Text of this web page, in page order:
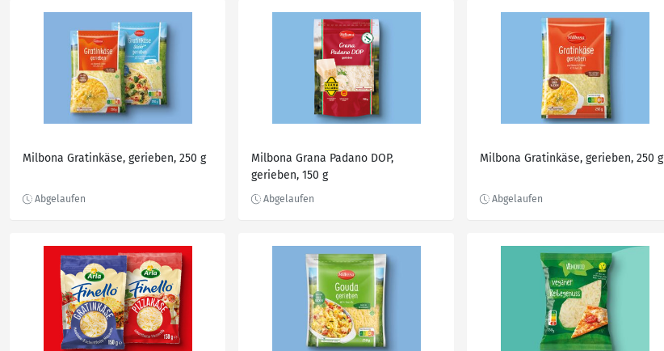
Milbona Gratinkäse, gerieben, 250 g
Milbona Grana Padano DOP,
gerieben, 150 g
Milbona Gratinkäse, gerieben, 250 g